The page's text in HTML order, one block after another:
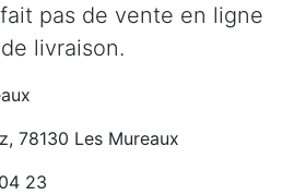
pas de vente en ligne
livraison.
78130 Les Mureaux
23